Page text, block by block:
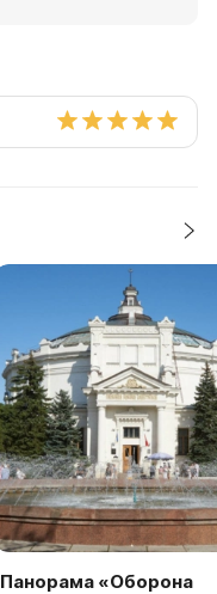
Панорама «Оборона